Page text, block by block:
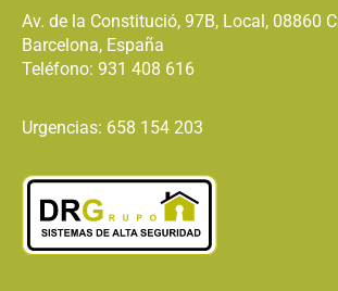
Av. de la Constitució, 97B, Local, 08860
Barcelona, España
Teléfono: 931 408 616
Urgencias: 658 154 203